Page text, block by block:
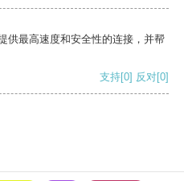
供最高速度和安全性的连接，并帮
支持[0] 反对[0]